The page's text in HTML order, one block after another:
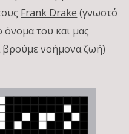
Frank Drake (γνωστό
όνομα του και μας
βρούμε νοήμονα ζωή)